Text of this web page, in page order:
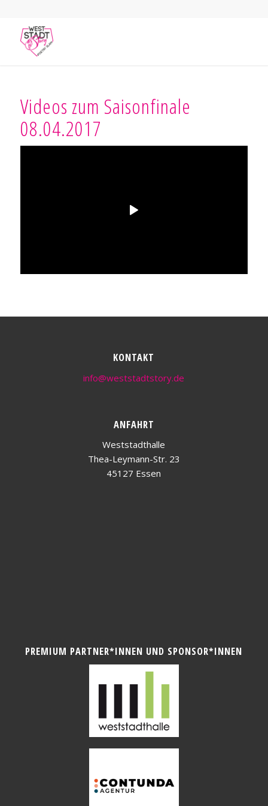
Videos zum Saisonfinale
08.04.2017
KONTAKT
info@weststadtstory.de
ANFAHRT
Weststadthalle
Thea-Leymann-Str. 23
45127 Essen
PREMIUM PARTNER*INNEN UND SPONSOR*INNEN